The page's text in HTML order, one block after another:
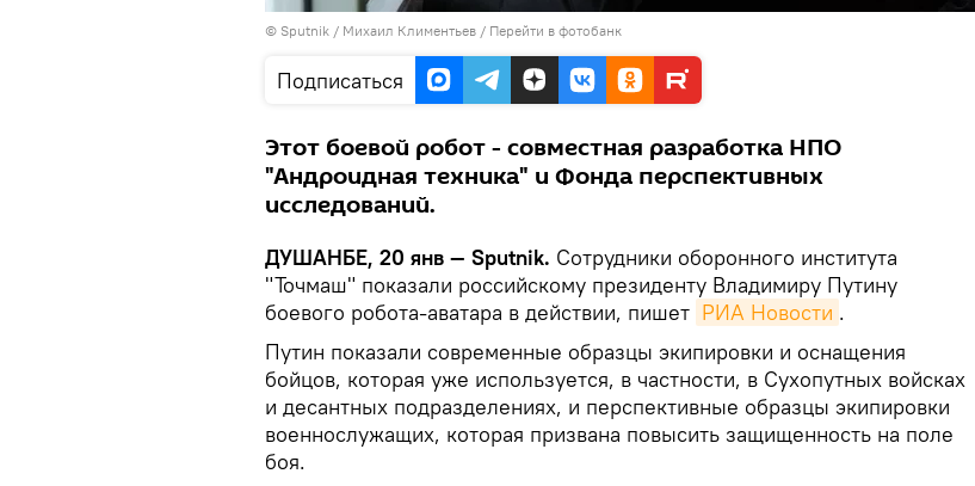
© Sputnik / Михаил Климентьев / Перейти в фотобанк
Подписаться
Этот боевой робот - совместная разработка НПО
"Андроидная техника" и Фонда перспективных
исследований.
ДУШАНБЕ, 20 янв — Sputnik. Сотрудники оборонного института
"Точмаш" показали российскому президенту Владимиру Путину
боевого робота-аватара в действии, пишет РИА Новости .
Путин показали современные образцы экипировки и оснащения
бойцов, которая уже используется, в частности, в Сухопутных войсках
и десантных подразделениях, и перспективные образцы экипировки
военнослужащих, которая призвана повысить защищенность на поле
боя.